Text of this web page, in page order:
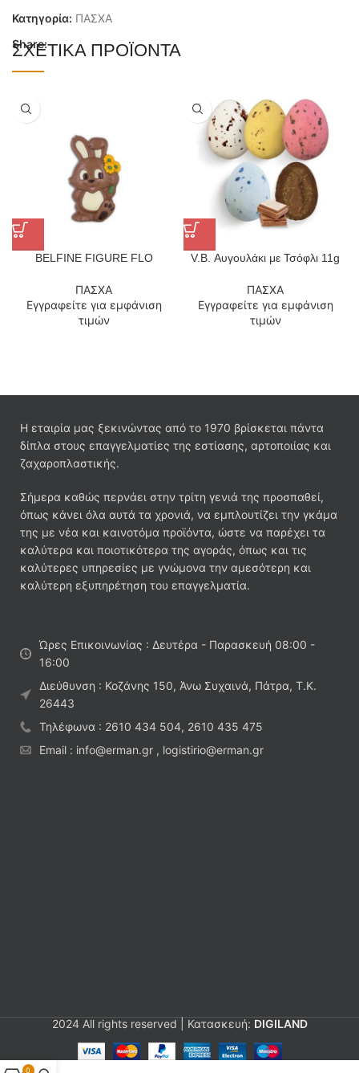
Κατηγορία: ΠΑΣΧΑ
Share:
ΣΧΕΤΙΚΆ ΠΡΟΪΌΝΤΑ
BELFINE FIGURE FLO
ΠΑΣΧΑ
Εγγραφείτε για εμφάνιση
τιμών
V.B. Αυγουλάκι με Τσόφλι 11g
ΠΑΣΧΑ
Εγγραφείτε για εμφάνιση
τιμών
Η εταιρία μας ξεκινώντας από το 1970 βρίσκεται πάντα
δίπλα στους επαγγελματίες της εστίασης, αρτοποιίας και
ζαχαροπλαστικής.
Σήμερα καθώς περνάει στην τρίτη γενιά της προσπαθεί,
όπως κάνει όλα αυτά τα χρονιά, να εμπλουτίζει την γκάμα
της με νέα και καινοτόμα προϊόντα, ώστε να παρέχει τα
καλύτερα και ποιοτικότερα της αγοράς, όπως και τις
καλύτερες υπηρεσίες με γνώμονα την αμεσότερη και
καλύτερη εξυπηρέτηση του επαγγελματία.
Ώρες Επικοινωνίας : Δευτέρα - Παρασκευή 08:00 -
16:00
Διεύθυνση : Κοζάνης 150, Άνω Συχαινά, Πάτρα, Τ.Κ.
26443
Τηλέφωνα : 2610 434 504, 2610 435 475
Email : info@erman.gr , logistirio@erman.gr
2024 All rights reserved | Κατασκευή: DIGILAND
0